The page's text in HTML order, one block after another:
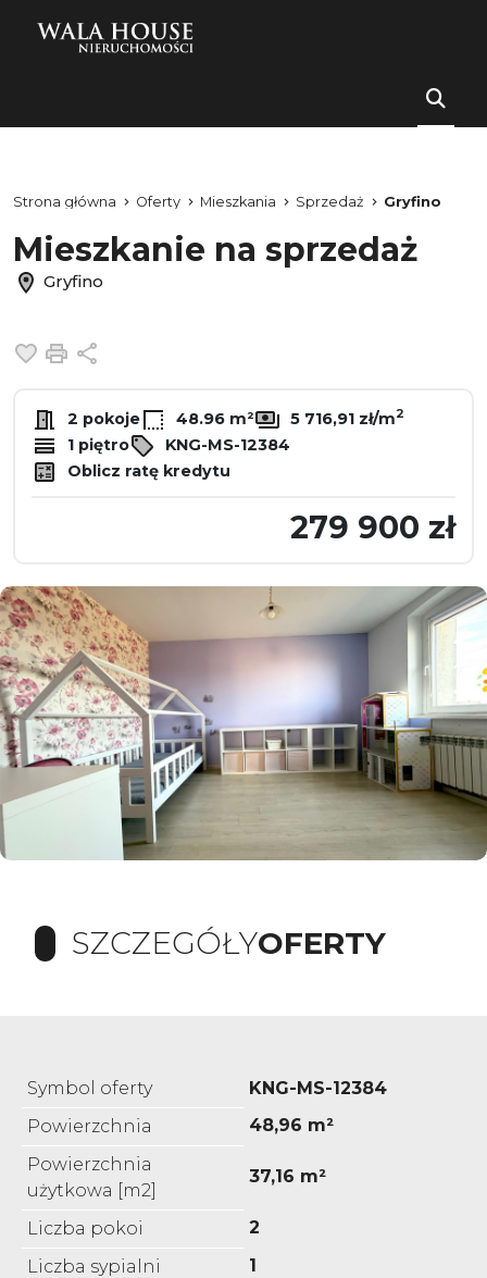
Strona główna Oferty Mieszkania Sprzedaż Gryfino
Mieszkanie na sprzedaż
Gryfino
Dodaj do ulubionych
Drukuj
2 pokoje 48.96 m² 5 716,91 zł/m2
1 piętro
KNG-MS-12384
Oblicz ratę kredytu
279 900 zł
SZCZEGÓŁYOFERTY
Symbol oferty
KNG-MS-12384
Powierzchnia
48,96 m²
Powierzchnia
użytkowa [m2]
37,16 m²
Liczba pokoi
2
Liczba sypialni
1